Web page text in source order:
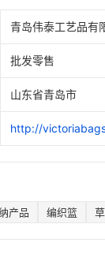
青岛伟泰工艺品有
批发零售
山东省青岛市
http://
产品 编织篮